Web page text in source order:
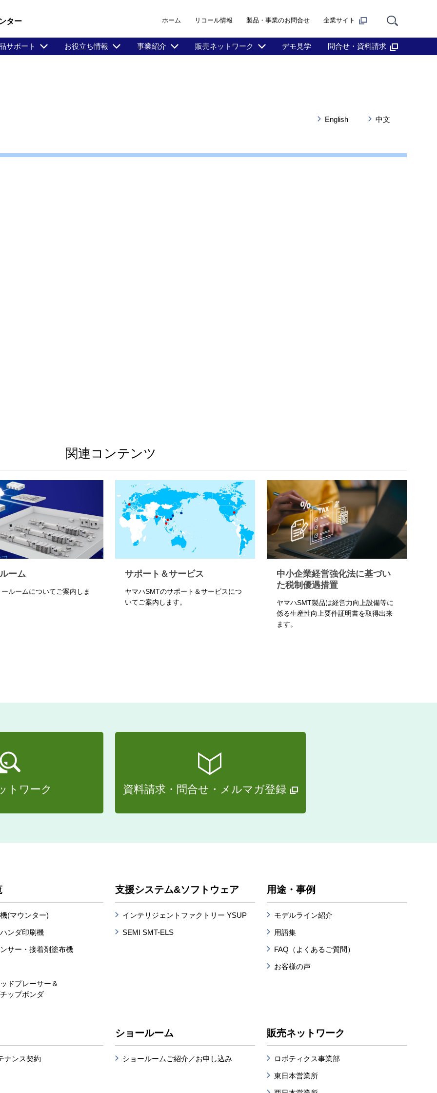
ター ホーム リコール情報 製品・事業のお問合せ 企業サイト
サポート お役立ち情報 事業紹介 販売ネットワーク デモ見学 問合せ・資料請求
English 中文
関連コンテンツ
ーム
ルームについてご案内しま
サポート＆サービス
ヤマハSMTのサポート＆サービスにつ
いてご案内します。
中小企業経営強化法に基づい
た税制優遇措置
ヤマハSMT製品は経営力向上設備等に
係る生産性向上要件証明書を取得出来
ます。
トワーク 資料請求・問合せ・メルマガ登録
(マウンター)
ンダ印刷機
サー・接着剤塗布機
ドプレーサー＆
ップボンダ
支援システム&ソフトウェア
インテリジェントファクトリー YSUP
SEMI SMT-ELS
用途・事例
モデルライン紹介
用語集
FAQ（よくあるご質問）
お客様の声
ナンス契約
ショールーム
ショールームご紹介／お申し込み
販売ネットワーク
ロボティクス事業部
東日本営業所